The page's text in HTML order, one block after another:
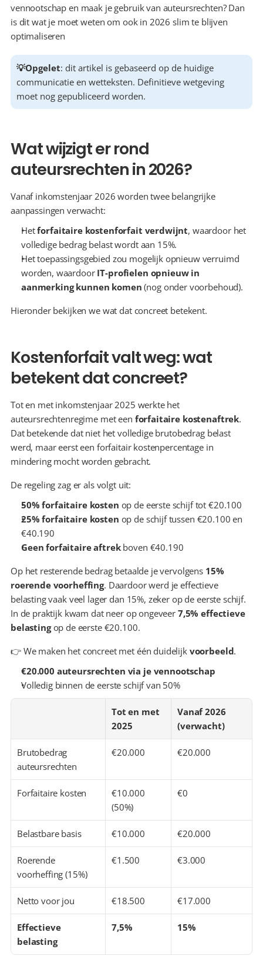
vennootschap en maak je gebruik van auteursrechten? Dan
is dit wat je moet weten om ook in 2026 slim te blijven
optimaliseren
💡Opgelet: dit artikel is gebaseerd op de huidige
communicatie en wetteksten. Definitieve wetgeving
moet nog gepubliceerd worden.
Wat wijzigt er rond
auteursrechten in 2026?
Vanaf inkomstenjaar 2026 worden twee belangrijke
aanpassingen verwacht:
Het forfaitaire kostenforfait verdwijnt, waardoor het
volledige bedrag belast wordt aan 15%.
Het toepassingsgebied zou mogelijk opnieuw verruimd
worden, waardoor IT-profielen opnieuw in
aanmerking kunnen komen (nog onder voorbehoud).
Hieronder bekijken we wat dat concreet betekent.
Kostenforfait valt weg: wat
betekent dat concreet?
Tot en met inkomstenjaar 2025 werkte het
auteursrechtenregime met een forfaitaire kostenaftrek.
Dat betekende dat niet het volledige brutobedrag belast
werd, maar eerst een forfaitair kostenpercentage in
mindering mocht worden gebracht.
De regeling zag er als volgt uit:
50% forfaitaire kosten op de eerste schijf tot €20.100
25% forfaitaire kosten op de schijf tussen €20.100 en
€40.190
Geen forfaitaire aftrek boven €40.190
Op het resterende bedrag betaalde je vervolgens 15%
roerende voorheffing. Daardoor werd je effectieve
belasting vaak veel lager dan 15%, zeker op de eerste schijf.
In de praktijk kwam dat neer op ongeveer 7,5% effectieve
belasting op de eerste €20.100.
👉 We maken het concreet met één duidelijk voorbeeld.
€20.000 auteursrechten via je vennootschap
Volledig binnen de eerste schijf van 50%
Tot en met
2025
Vanaf 2026
(verwacht)
Brutobedrag
auteursrechten
€20.000 €20.000
Forfaitaire kosten
€10.000
(50%)
€0
Belastbare basis €10.000 €20.000
Roerende
voorheffing (15%)
€1.500 €3.000
Netto voor jou €18.500 €17.000
Effectieve
belasting
7,5% 15%